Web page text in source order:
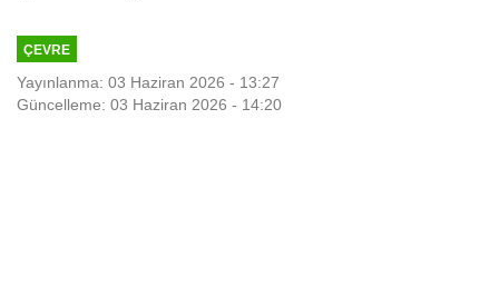
ÇEVRE
Yayınlanma: 03 Haziran 2026 - 13:27
Güncelleme: 03 Haziran 2026 - 14:20